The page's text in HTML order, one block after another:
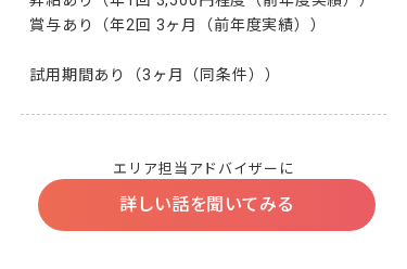
賞与あり（年2回 3ヶ月（前年度実績））
試用期間あり（3ヶ月（同条件））
エリア担当アドバイザーに
詳しい話を聞いてみる